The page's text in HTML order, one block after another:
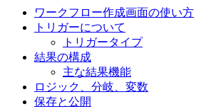
ワークフロー作成画面の使い方
トリガーについて
トリガータイプ
結果の構成
主な結果機能
ロジック、分岐、変数
保存と公開